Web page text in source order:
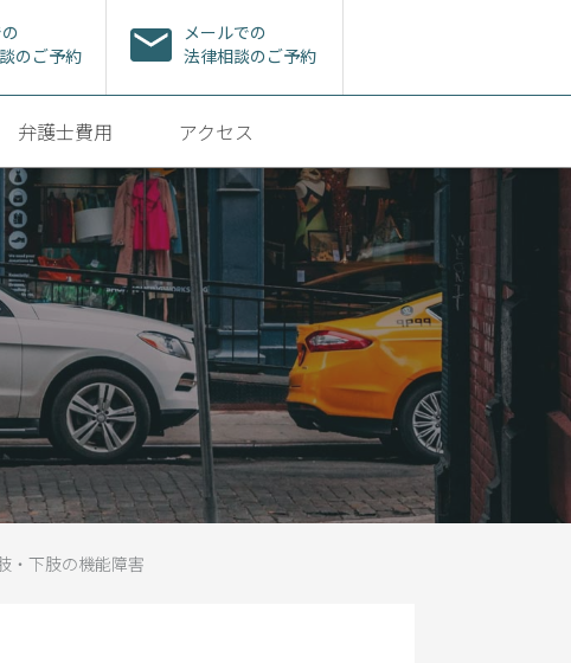
のご予約
メールでの
法律相談のご予約
弁護士費用 アクセス
・下肢の機能障害